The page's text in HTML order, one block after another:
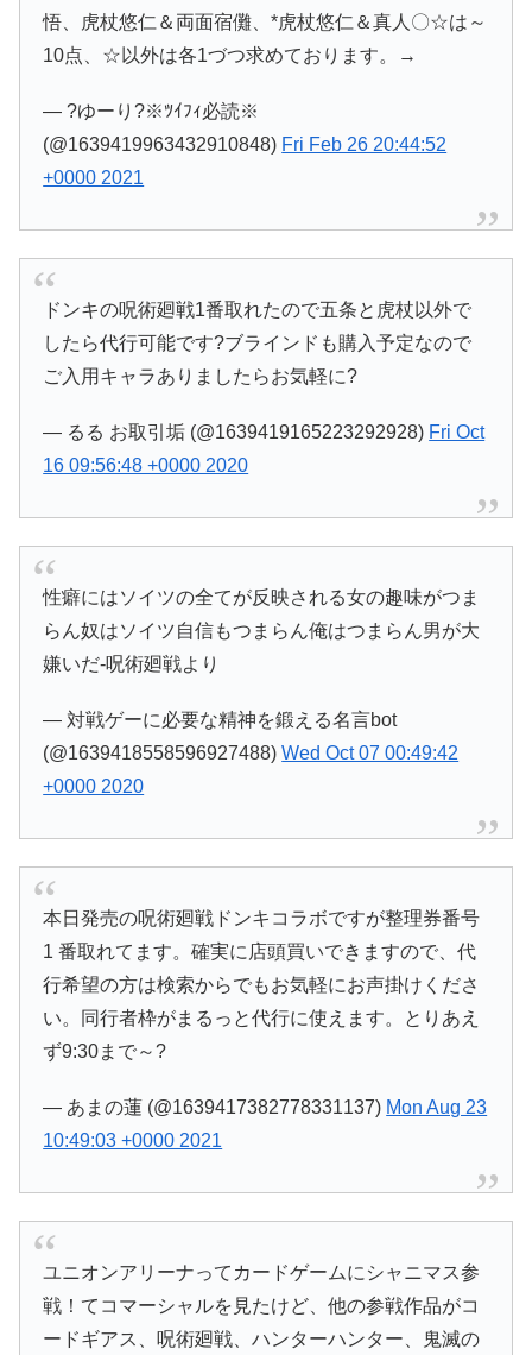
悟、虎杖悠仁＆両面宿儺、*虎杖悠仁＆真人〇☆は～
10点、☆以外は各1づつ求めております。→
— ?ゆーり?※ﾂｲﾌｨ必読※
(@1639419963432910848) Fri Feb 26 20:44:52
+0000 2021
ドンキの呪術廻戦1番取れたので五条と虎杖以外で
したら代行可能です?ブラインドも購入予定なので
ご入用キャラありましたらお気軽に?
— るる お取引垢 (@1639419165223292928) Fri Oct
16 09:56:48 +0000 2020
性癖にはソイツの全てが反映される女の趣味がつま
らん奴はソイツ自信もつまらん俺はつまらん男が大
嫌いだ-呪術廻戦より
— 対戦ゲーに必要な精神を鍛える名言bot
(@1639418558596927488)Wed Oct 07 00:49:42
+0000 2020
本日発売の呪術廻戦ドンキコラボですが整理券番号
1 番取れてます。確実に店頭買いできますので、代
行希望の方は検索からでもお気軽にお声掛けくださ
い。同行者枠がまるっと代行に使えます。とりあえ
ず9:30まで～?
— あまの蓮 (@1639417382778331137) Mon Aug 23
10:49:03 +0000 2021
ユニオンアリーナってカードゲームにシャニマス参
戦！てコマーシャルを見たけど、他の参戦作品がコ
ードギアス、呪術廻戦、ハンターハンター、鬼滅の